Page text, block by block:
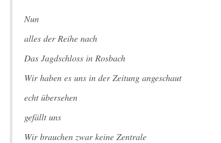
Nun
alles der Reihe nach
Das Jagdschloss in Rosbach
Wir haben es uns in der Zeitung angeschaut
echt übersehen
gefällt uns
Wir brauchen zwar keine Zentrale